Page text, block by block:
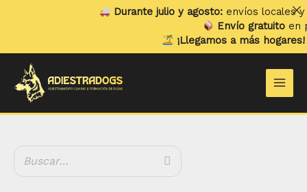
Durante julio y agosto:envíos locales y
Envío gratuitoen
¡Llegamos a más hogares!Ya